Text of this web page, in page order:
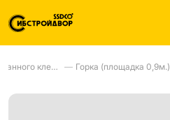
Горки из оцилиндрованного клееного бревна — Горка (площадка 0,9м.)